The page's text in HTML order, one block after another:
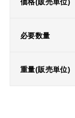
価格(販売単位)
必要数量
重量(販売単位)